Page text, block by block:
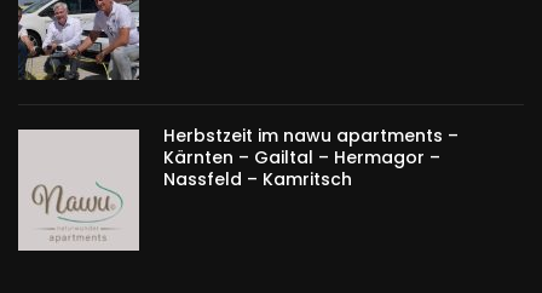
Herbstzeit im nawu apartments –
Kärnten – Gailtal – Hermagor –
Nassfeld – Kamritsch